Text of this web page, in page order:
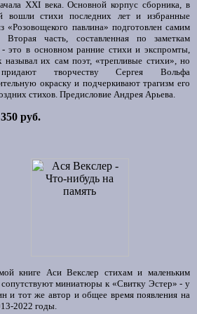
XXI века. Основной корпус сборника, в
вошли стихи последних лет и избранные
«Розовощекого павлина» подготовлен самим
Вторая часть, составленная по заметкам
- это в основном ранние стихи и экспромты,
называл их сам поэт, «трепливые стихи», но
творчеству Сергея Вольфа
окраску и подчеркивают трагизм его
стихов. Предисловие Андрея Арьева.
руб.
книге Аси Векслер стихам и маленьким
миниатюры к «Свитку Эстер» - у
и тот же автор и общее время появления на
2022 годы.